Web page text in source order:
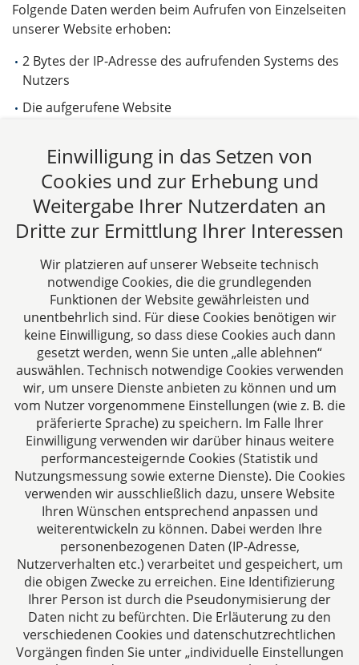
Folgende Daten werden beim Aufrufen von Einzelseiten
unserer Website erhoben:
2 Bytes der IP-Adresse des aufrufenden Systems des
Nutzers
Die aufgerufene Website
Website gelangt ist (Referrer)
Die Unterseiten, die von der aufgerufenen Website
aus aufgerufen werden
Die Verweildauer auf der Website
Die Häufigkeit des Aufrufs der Website
Ein Rückschluss auf eine bestimmte Person ist bei
der Verwendung von Matomo nicht möglich, da Ihre
IP-Adresse anonymisiert wird.
Die Rechtsgrundlage für die Verarbeitung dieser Daten
ist Ihre Einwilligung gem. Art. 6 Abs. 1 lit. a DSGVO.
Ihre Einwilligung ist vollkommen freiwillig. Sie können
Ihre erteilte Einwilligung jederzeit, ohne Angabe von
Gründen, widerrufen. Durch den Widerruf der
Einwilligung wird die Rechtmäßigkeit der aufgrund der
Einwilligung bis zum Widerruf erfolgten Verarbeitung
nicht berührt. Einen Widerruf können Sie z. B. bei uns
vor Ort, per Briefpost an die dhk Daniel • Hagelskamp &
Kollegen Rechtsanwälte Partnerschaft mbB, Jülicher
Str. 215, 52070 Aachen oder per Telefax: +49 (0) 241
94621–111 oder E‑Mail: kanzlei@dhk-law.com erklären.
Wenn Sie mit der Speicherung und Nutzung Ihrer
Daten nicht einverstanden sind, können Sie die
Speicherung und Nutzung hier deaktivieren. In diesem
Einwilligung in das Setzen von
Cookies und zur Erhebung und
Weitergabe Ihrer Nutzerdaten an
Dritte zur Ermittlung Ihrer Interessen
Wir platzieren auf unserer Webseite technisch
notwendige Cookies, die die grundlegenden
Funktionen der Website gewährleisten und
unentbehrlich sind. Für diese Cookies benötigen wir
keine Einwilligung, so dass diese Cookies auch dann
gesetzt werden, wenn Sie unten „alle ablehnen“
auswählen. Technisch notwendige Cookies verwenden
wir, um unsere Dienste anbieten zu können und um
vom Nutzer vorgenommene Einstellungen (wie z. B. die
präferierte Sprache) zu speichern. Im Falle Ihrer
Einwilligung verwenden wir darüber hinaus weitere
performancesteigernde Cookies (Statistik und
Nutzungsmessung sowie externe Dienste). Die Cookies
verwenden wir ausschließlich dazu, unsere Website
Ihren Wünschen entsprechend anpassen und
weiterentwickeln zu können. Dabei werden Ihre
personenbezogenen Daten (IP-Adresse,
Nutzerverhalten etc.) verarbeitet und gespeichert, um
die obigen Zwecke zu erreichen. Eine Identifizierung
Ihrer Person ist durch die Pseudonymisierung der
Daten nicht zu befürchten. Die Erläuterung zu den
verschiedenen Cookies und datenschutzrechtlichen
Vorgängen finden Sie unter „individuelle Einstellungen